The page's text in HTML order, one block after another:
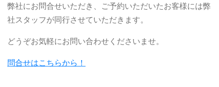
弊社にお問合せいただき、ご予約いただいたお客様には弊
社スタッフが同行させていただきます。
どうぞお気軽にお問い合わせくださいませ。
問合せはこちらから！